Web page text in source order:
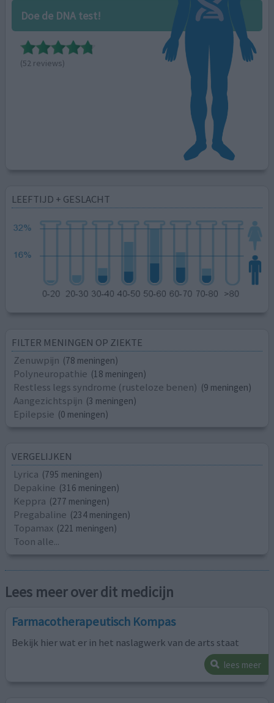
Doe de DNA test!
(52 reviews)
LEEFTIJD + GESLACHT
FILTER MENINGEN OP ZIEKTE
Zenuwpijn (78 meningen)
Polyneuropathie (18 meningen)
Restless legs syndrome (rusteloze benen) (9 meningen)
Aangezichtspijn (3 meningen)
Epilepsie (0 meningen)
VERGELIJKEN
Lyrica (795 meningen)
Depakine (316 meningen)
Keppra (277 meningen)
Pregabaline (234 meningen)
Topamax (221 meningen)
Toon alle...
Lees meer over dit medicijn
Farmacotherapeutisch Kompas
Bekijk hier wat er in het naslagwerk van de arts staat
lees meer